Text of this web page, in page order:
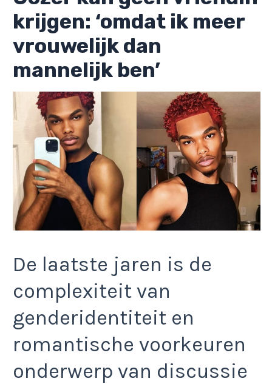
krijgen: ‘omdat ik meer
vrouwelijk dan
mannelijk ben’
De laatste jaren is de
complexiteit van
genderidentiteit en
romantische voorkeuren
onderwerp van discussie